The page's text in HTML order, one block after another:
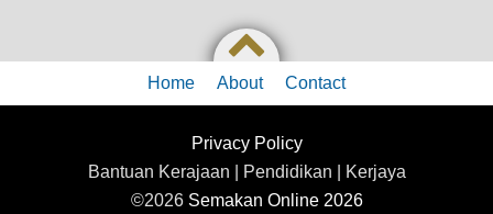
Home About Contact
Privacy Policy
Bantuan Kerajaan | Pendidikan | Kerjaya
©2026 Semakan Online 2026